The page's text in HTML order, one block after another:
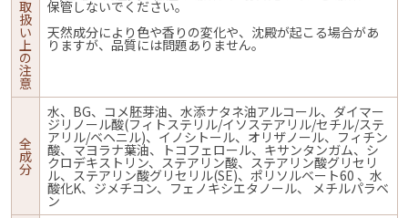
取
扱
い
上
の
注
意
保管しないでください。
天然成分により色や香りの変化や、沈殿が起こる場合があ
りますが、品質には問題ありません。
全
成
分
水、BG、コメ胚芽油、水添ナタネ油アルコール、ダイマー
ジリノール酸(フィトステリル/イソステアリル/セチル/ステ
アリル/ベヘニル)、イノシトール、オリザノール、フィチン
酸、マヨラナ葉油、トコフェロール、キサンタンガム、シ
クロデキストリン、ステアリン酸、ステアリン酸グリセリ
ル、ステアリン酸グリセリル(SE)、ポリソルベート60 、水
酸化K、ジメチコン、フェノキシエタノール、 メチルパラベ
ン